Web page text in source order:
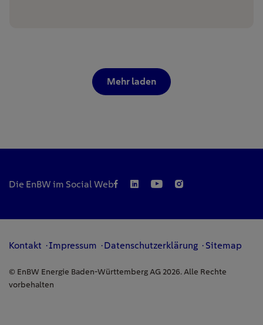
Mehr laden
Die EnBW im Social Web
Kontakt Impressum Datenschutzerklärung Sitemap
© EnBW Energie Baden-Württemberg AG 2026. Alle Rechte
vorbehalten